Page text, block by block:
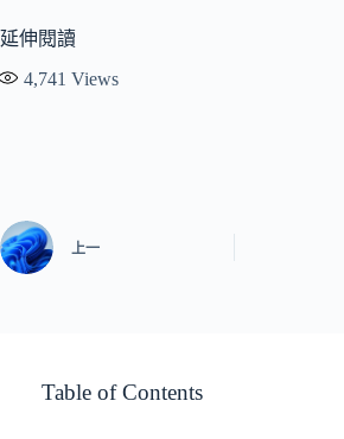
延伸閱讀
4,741 Views
上一
Table of Contents